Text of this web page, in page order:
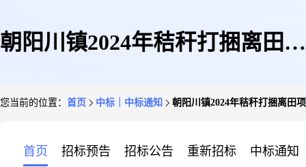
朝阳川镇2024年秸秆打捆离田项
您当前的位置： 首页 中标｜中标通知 朝阳川镇2024年秸秆打捆离田
首页 招标预告 招标公告 重新招标 中标通知